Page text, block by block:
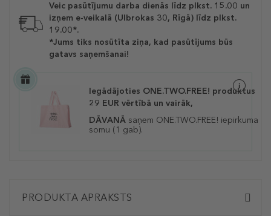
Veic pasūtījumu darba dienās līdz plkst. 15.00 un
izņem e-veikalā (Ulbrokas 30, Rīgā) līdz plkst.
19.00*.
*Jums tiks nosūtīta ziņa, kad pasūtījums būs
gatavs saņemšanai!
Iegādājoties ONE.TWO.FREE! produktus
29 EUR vērtībā un vairāk,
DĀVANĀ saņem ONE.TWO.FREE! iepirkuma
somu (1 gab).
PRODUKTA APRAKSTS